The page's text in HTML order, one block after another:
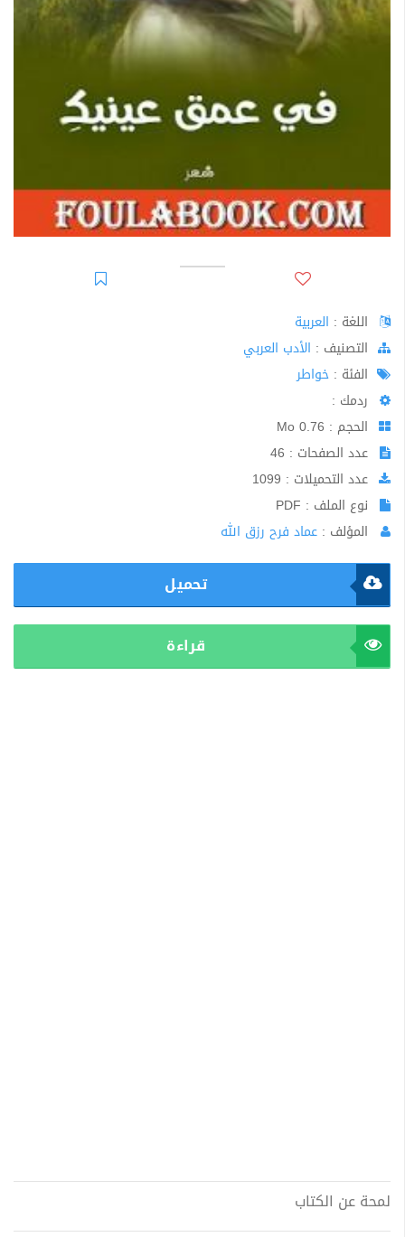
اللغة : العربية
اﻟﺘﺼﻨﻴﻒ : الأدب العربي
الفئة : خواطر
ردمك :
الحجم : 0.76 Mo
عدد الصفحات : 46
عدد التحميلات : 1099
نوع الملف : PDF
المؤلف : عماد فرح رزق الله
تحميل
قراءة
لمحة عن الكتاب